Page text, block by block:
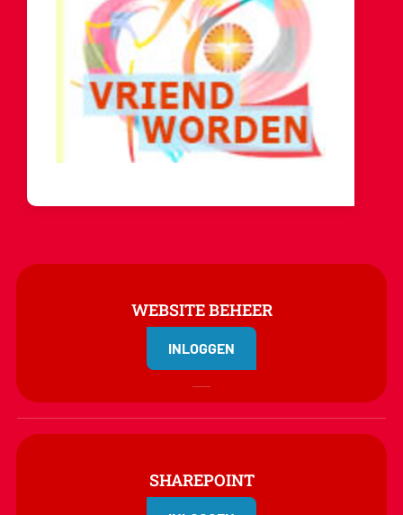
WEBSITE BEHEER
INLOGGEN
SHAREPOINT